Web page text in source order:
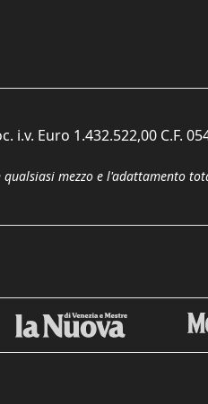
Euro 1.432.522,00 C.F.
mezzo e l'adattamento